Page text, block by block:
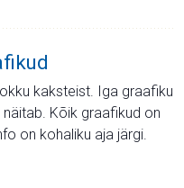
kaksteist. Iga graafiku
Kõik graafikud on
on kohaliku aja järgi.